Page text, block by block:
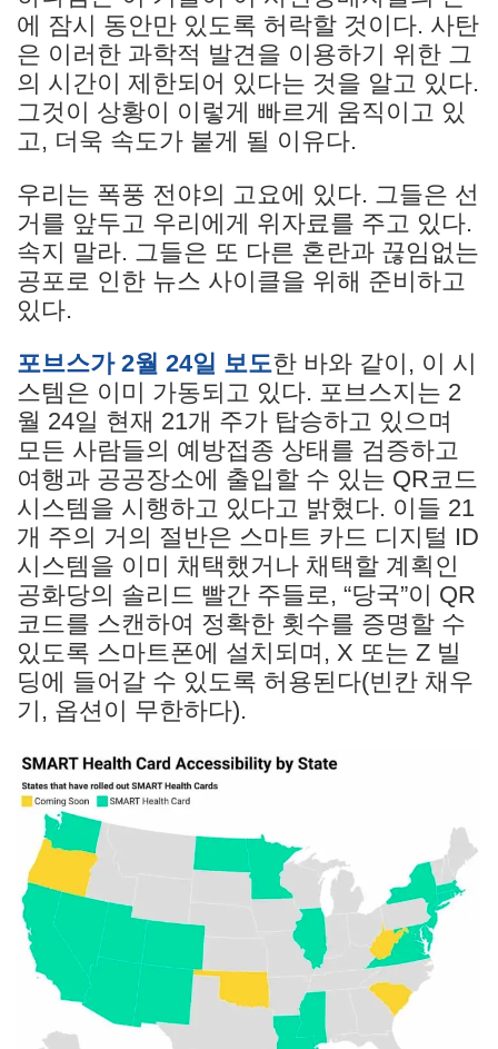
에 잠시 동안만 있도록 허락할 것이다. 사탄
은 이러한 과학적 발견을 이용하기 위한 그
의 시간이 제한되어 있다는 것을 알고 있다.
그것이 상황이 이렇게 빠르게 움직이고 있
고, 더욱 속도가 붙게 될 이유다.
우리는 폭풍 전야의 고요에 있다. 그들은 선
거를 앞두고 우리에게 위자료를 주고 있다.
속지 말라. 그들은 또 다른 혼란과 끊임없는
공포로 인한 뉴스 사이클을 위해 준비하고
있다.
포브스가 2월 24일 보도한 바와 같이, 이 시
스템은 이미 가동되고 있다. 포브스지는 2
월 24일 현재 21개 주가 탑승하고 있으며
모든 사람들의 예방접종 상태를 검증하고
여행과 공공장소에 출입할 수 있는 QR코드
시스템을 시행하고 있다고 밝혔다. 이들 21
개 주의 거의 절반은 스마트 카드 디지털 ID
시스템을 이미 채택했거나 채택할 계획인
공화당의 솔리드 빨간 주들로, “당국”이 QR
코드를 스캔하여 정확한 횟수를 증명할 수
있도록 스마트폰에 설치되며, X 또는 Z 빌
딩에 들어갈 수 있도록 허용된다(빈칸 채우
기, 옵션이 무한하다).